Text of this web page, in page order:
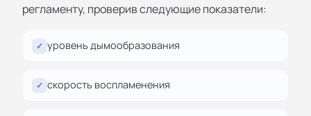
регламенту, проверив следующие показатели:
✓ уровень дымообразования
✓ скорость воспламенения